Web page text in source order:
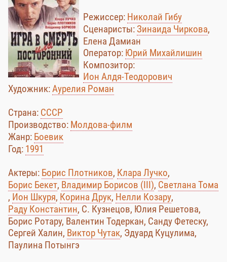
Режиссер: Николай Гибу
Сценаристы:Зинаида Чиркова,
Елена Дамиан
Оператор: Юрий Михайлишин
Композитор:
Ион Алдя-Теодорович
Художник:Аурелия Роман
Страна: СССР
Производство: Молдова-филм
Жанр: Боевик
Год: 1991
Актеры: Борис Плотников, Клара Лучко,
Борис Бекет, Владимир Борисов (III), Светлана Тома
, Ион Шкуря, Корина Друк, Нелли Козару,
Раду Константин, С. Кузнецов, Юлия Решетова,
Борис Ротару, Валентин Тодеркан, Санду Фетеску,
Сергей Халин, Виктор Чутак, Эдуард Куцулима,
Паулина Потынгэ